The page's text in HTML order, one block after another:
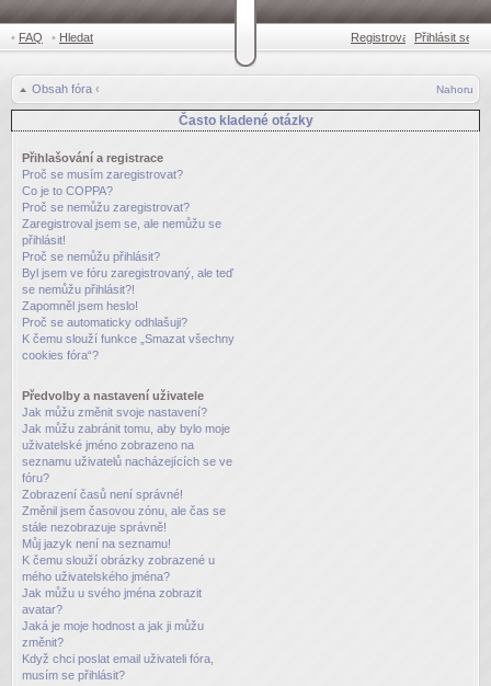
• FAQ • Hledat Registrovat •Přihlásit se
Obsah fóra ‹ Nahoru
Často kladené otázky
Přihlašování a registrace
Proč se musím zaregistrovat?
Co je to COPPA?
Proč se nemůžu zaregistrovat?
Zaregistroval jsem se, ale nemůžu se
přihlásit!
Proč se nemůžu přihlásit?
Byl jsem ve fóru zaregistrovaný, ale teď
se nemůžu přihlásit?!
Zapomněl jsem heslo!
Proč se automaticky odhlašuji?
K čemu slouží funkce „Smazat všechny
cookies fóra“?
Předvolby a nastavení uživatele
Jak můžu změnit svoje nastavení?
Jak můžu zabránit tomu, aby bylo moje
uživatelské jméno zobrazeno na
seznamu uživatelů nacházejících se ve
fóru?
Zobrazení časů není správné!
Změnil jsem časovou zónu, ale čas se
stále nezobrazuje správně!
Můj jazyk není na seznamu!
K čemu slouží obrázky zobrazené u
mého uživatelského jména?
Jak můžu u svého jména zobrazit
avatar?
Jaká je moje hodnost a jak ji můžu
změnit?
Když chci poslat email uživateli fóra,
musím se přihlásit?